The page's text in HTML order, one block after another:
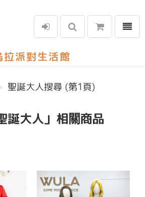
選單
聖誕大人搜尋 (第1頁)
誕大人」相關商品